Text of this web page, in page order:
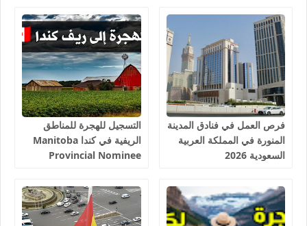
فرص العمل في فنادق المدينة
المنورة في المملكة العربية
السعودية 2026
التسجيل للهجرة للمناطق
الريفية في كندا Manitoba
Provincial Nominee